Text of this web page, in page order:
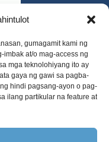
gumagamit kami ng
at/o mag-access ng
mga teknolohiyang ito ay
gaya ng gawi sa pagba-
hindi pagsang-ayon o pag-
ilang partikular na feature at